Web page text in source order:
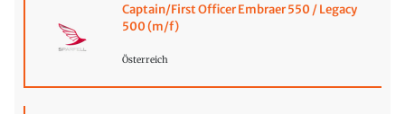
Captain/First Officer Embraer 550 / Legacy
500 (m/f)
Österreich